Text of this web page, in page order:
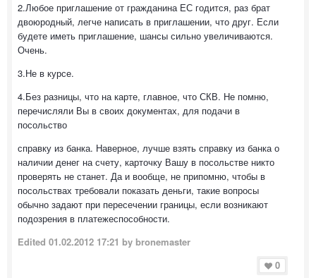
2.Любое приглашение от гражданина ЕС годится, раз брат
двоюродный, легче написать в приглашении, что друг. Если
будете иметь приглашение, шансы сильно увеличиваются.
Очень.
3.Не в курсе.
4.Без разницы, что на карте, главное, что СКВ. Не помню,
перечисляли Вы в своих документах, для подачи в
посольство
справку из банка. Наверное, лучше взять справку из банка о
наличии денег на счету, карточку Вашу в посольстве никто
проверять не станет. Да и вообще, не припомню, чтобы в
посольствах требовали показать деньги, такие вопросы
обычно задают при пересечении границы, если возникают
подозрения в платежеспособности.
Edited 01.02.2012 17:21 by bronemaster
0